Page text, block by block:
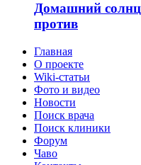
Домашний
против
Главная
О проекте
Wiki-статьи
Фото и видео
Новости
Поиск врача
Поиск клиники
Форум
Чаво